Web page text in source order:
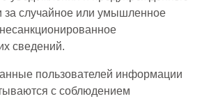
за случайное или умышленное
сведений.
пользователей информации
с соблюдением